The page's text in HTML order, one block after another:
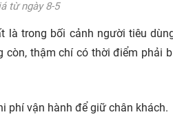
từ ngày 8-5
là trong bối cảnh người tiêu
còn, thậm chí có thời điểm phải
phí vận hành để giữ chân khách.